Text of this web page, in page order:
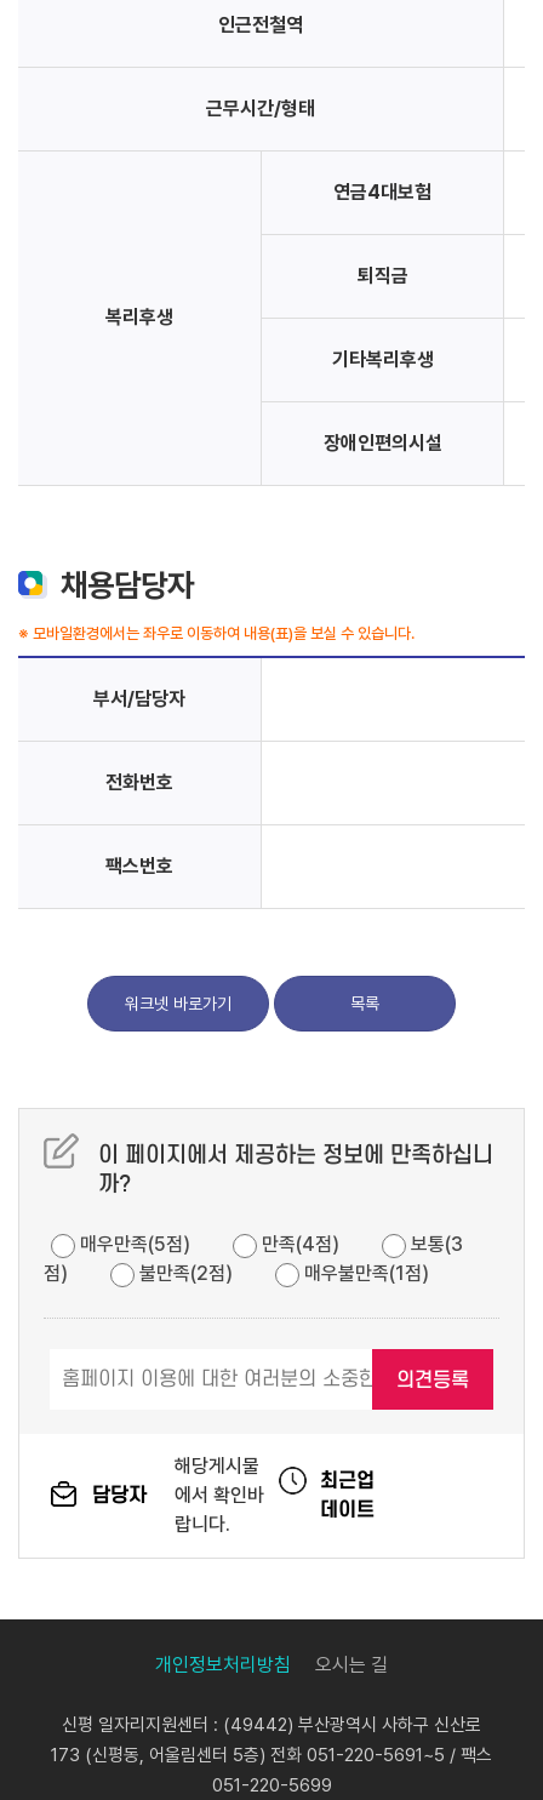
인근전철역
근무시간/형태
복리후생
연금4대보험
퇴직금
기타복리후생
장애인편의시설
채용담당자
※ 모바일환경에서는 좌우로 이동하여 내용(표)을 보실 수 있습니다.
부서/담당자
전화번호
팩스번호
워크넷 바로가기 목록
이 페이지에서 제공하는 정보에 만족하십니
까?
매우만족(5점) 만족(4점)
점)
불만족(2점) 매우불만족(1점)
담당자
해당게시물
에서 확인바
랍니다.
최근업
데이트
개인정보처리방침 오시는 길
신평 일자리지원센터 : (49442) 부산광역시 사하구 신산로
173 (신평동, 어울림센터 5층) 전화 051-220-5691~5 / 팩스
051-220-5699